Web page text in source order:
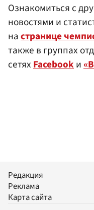
Ознакомиться с
новостями и
настранице
также в группах
сетяхFacebookи
Редакция
Реклама
Карта сайта